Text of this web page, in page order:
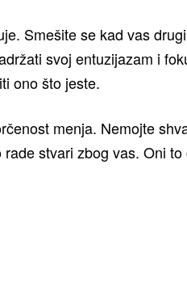
Smešite se kad vas
svoj entuzijazam i
ono što jeste.
menja. Nemojte
stvari zbog vas. Oni to